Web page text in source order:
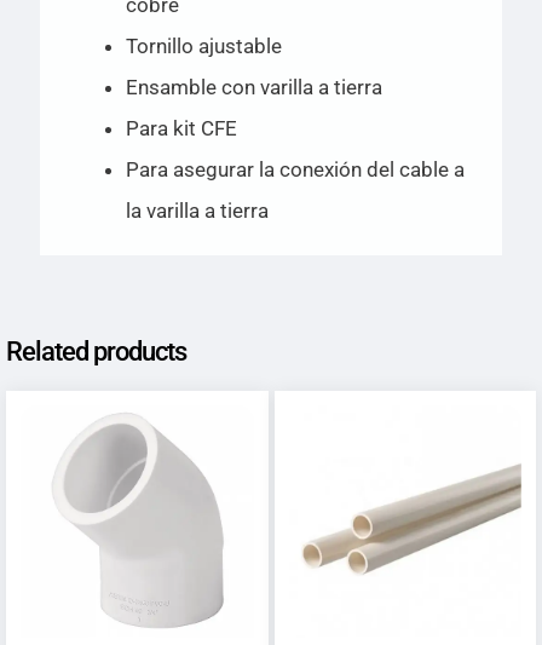
Tornillo ajustable
Ensamble con varilla a tierra
Para kit CFE
Para asegurar la conexión del cable a
la varilla a tierra
Related products